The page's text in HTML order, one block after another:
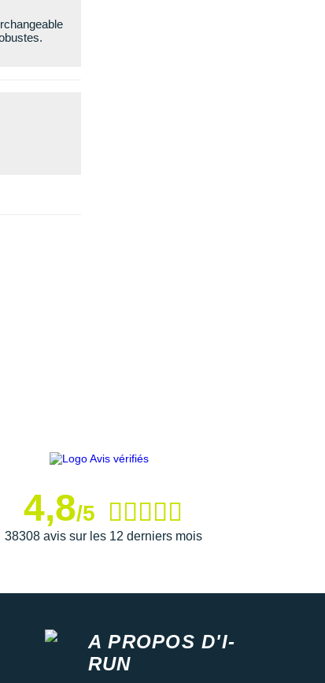
4,8/5
38308 avis sur les 12 derniers mois
A PROPOS D'I-
RUN